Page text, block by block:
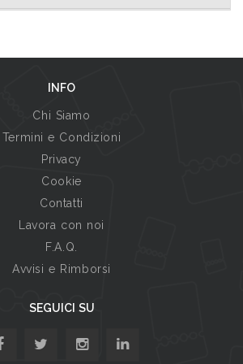
INFO
Chi Siamo
Termini e Condizioni
Privacy
Cookie
Contatti
Lavora con noi
F.A.Q.
Avvisi e Rimborsi
SEGUICI SU